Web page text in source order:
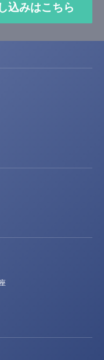
込みはこちら